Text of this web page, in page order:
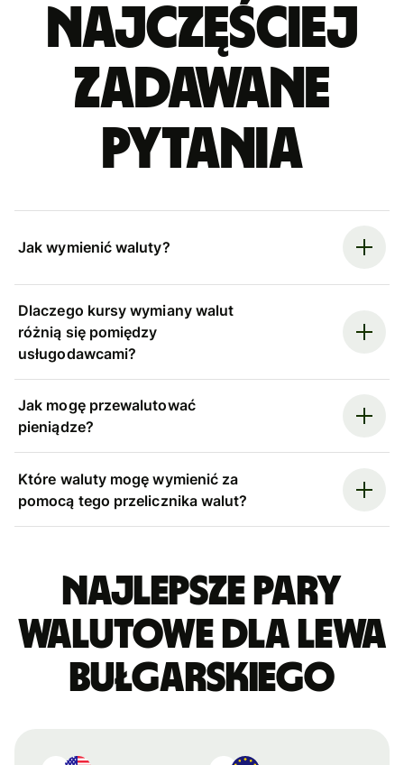
Najczęściej
zadawane
pytania
Jak wymienić waluty?
Dlaczego kursy wymiany walut
różnią się pomiędzy
usługodawcami?
Jak mogę przewalutować
pieniądze?
Które waluty mogę wymienić za
pomocą tego przelicznika walut?
Najlepsze pary
walutowe dla lewa
bułgarskiego